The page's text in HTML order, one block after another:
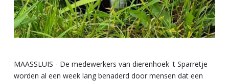
MAASSLUIS - De medewerkers van dierenhoek 't Sparretje
worden al een week lang benaderd door mensen dat een